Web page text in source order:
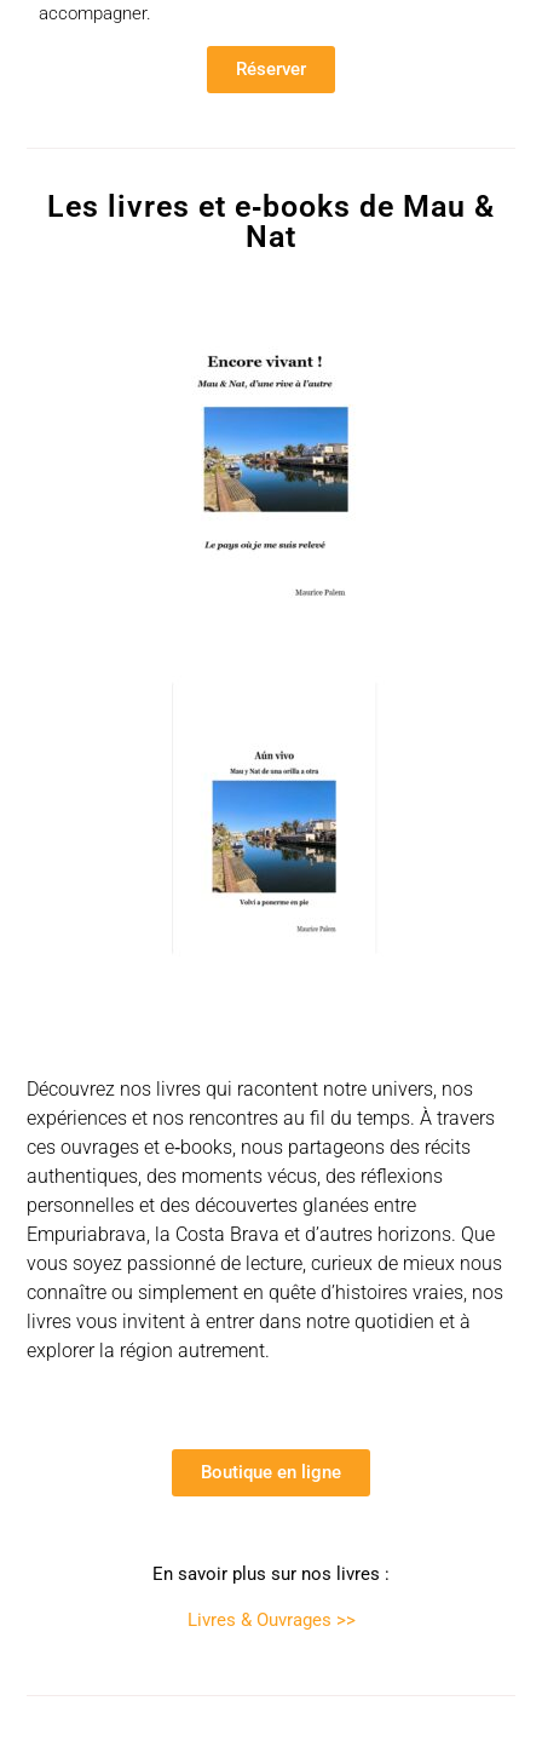
accompagner.
Réserver
Les livres et e‑books de Mau &
Nat
Découvrez nos livres qui racontent notre univers, nos
expériences et nos rencontres au fil du temps. À travers
ces ouvrages et e‑books, nous partageons des récits
authentiques, des moments vécus, des réflexions
personnelles et des découvertes glanées entre
Empuriabrava, la Costa Brava et d’autres horizons. Que
vous soyez passionné de lecture, curieux de mieux nous
connaître ou simplement en quête d’histoires vraies, nos
livres vous invitent à entrer dans notre quotidien et à
explorer la région autrement.
Boutique en ligne
En savoir plus sur nos livres :
Livres & Ouvrages >>